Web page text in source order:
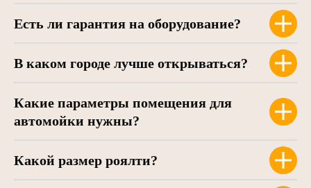
Есть ли гарантия на оборудование?
В каком городе лучше открываться?
Какие параметры помещения для
автомойки нужны?
Какой размер роялти?